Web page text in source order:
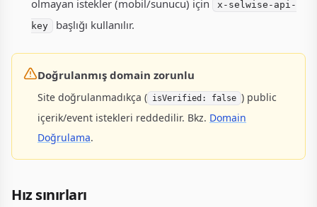
olmayan istekler (mobil/sunucu) için
x-selwise-api-
key
başlığı kullanılır.
Doğrulanmış domain zorunlu
Site doğrulanmadıkça ( isVerified: false ) public
içerik/event istekleri reddedilir. Bkz. Domain
Doğrulama.
Hız sınırları